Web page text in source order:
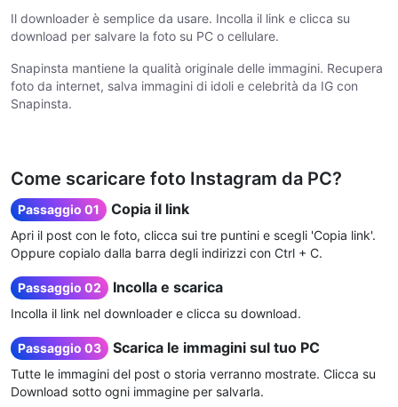
Il downloader è semplice da usare. Incolla il link e clicca su
download per salvare la foto su PC o cellulare.
Snapinsta mantiene la qualità originale delle immagini. Recupera
foto da internet, salva immagini di idoli e celebrità da IG con
Snapinsta.
Come scaricare foto Instagram da PC?
Passaggio 01 Copia il link
Apri il post con le foto, clicca sui tre puntini e scegli 'Copia link'.
Oppure copialo dalla barra degli indirizzi con Ctrl + C.
Passaggio 02 Incolla e scarica
Incolla il link nel downloader e clicca su download.
Passaggio 03 Scarica le immagini sul tuo PC
Tutte le immagini del post o storia verranno mostrate. Clicca su
Download sotto ogni immagine per salvarla.